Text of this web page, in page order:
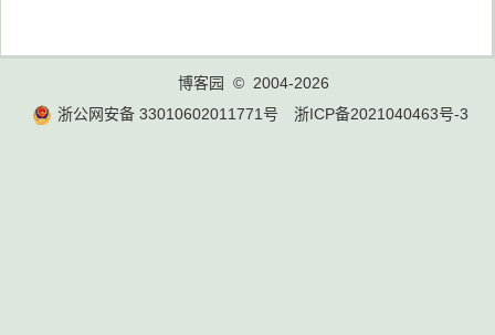
博客园
© 2004-2026
浙公网安备 33010602011771号
浙ICP备2021040463号-3